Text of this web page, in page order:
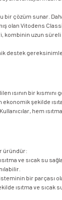
çözüm sunar.
olan Vitodens
kombinin uzun
ısının bir
şekilde
hem
üründür:
ve sıcak su
bir parçası
ısıtma ve sıcak